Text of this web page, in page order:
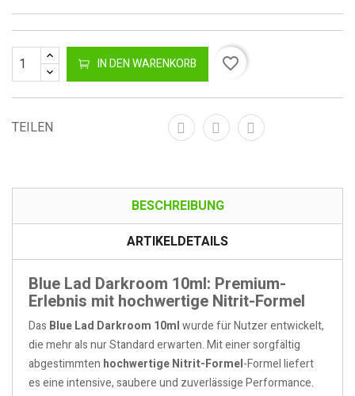
IN DEN WARENKORB favorite_border
TEILEN
BESCHREIBUNG
ARTIKELDETAILS
Blue Lad Darkroom 10ml: Premium-
Erlebnis mit hochwertige Nitrit-Formel
Das Blue Lad Darkroom 10mlwurde für Nutzer entwickelt,
die mehr als nur Standard erwarten. Mit einer sorgfältig
abgestimmten hochwertige Nitrit-Formel-Formel liefert
es eine intensive, saubere und zuverlässige Performance.